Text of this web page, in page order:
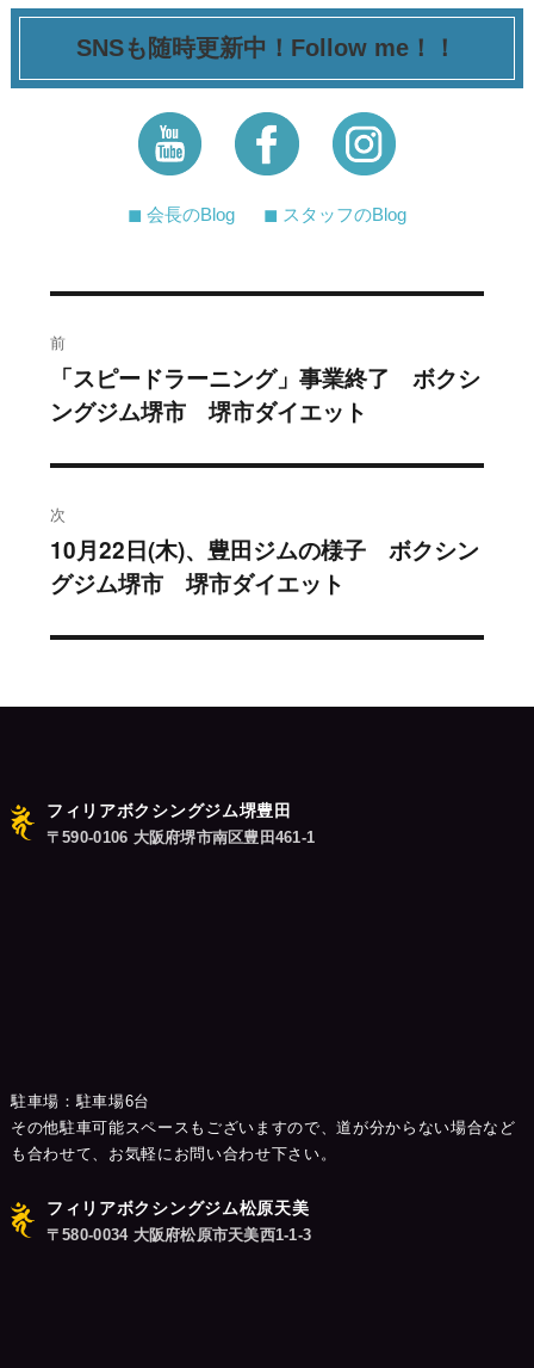
SNSも随時更新中！Follow me！！
◼︎ 会長のBlog ◼︎ スタッフのBlog
稿
ナ
ビ
ゲ
ー
前
過
去
稿:
「スピードラーニング」事業終了 ボクシ
ングジム堺市 堺市ダイエット
次
次
の
10月22日(木)、豊田ジムの様子 ボクシン
グジム堺市 堺市ダイエット
フィリアボクシングジム堺豊田
〒590-0106 大阪府堺市南区豊田461-1
駐車場：駐車場6台
その他駐車可能スペースもございますので、道が分からない場合など
も合わせて、お気軽にお問い合わせ下さい。
フィリアボクシングジム松原天美
〒580-0034 大阪府松原市天美西1-1-3